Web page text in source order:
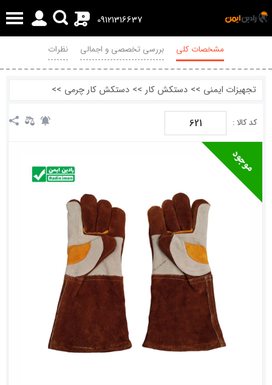
09121316637
0
مشخصات کلی بررسی تخصصی و اجمالی نظرات
تجهیزات ایمنی >> دستکش کار >> دستکش کار چرمی >>
کد کالا : 621